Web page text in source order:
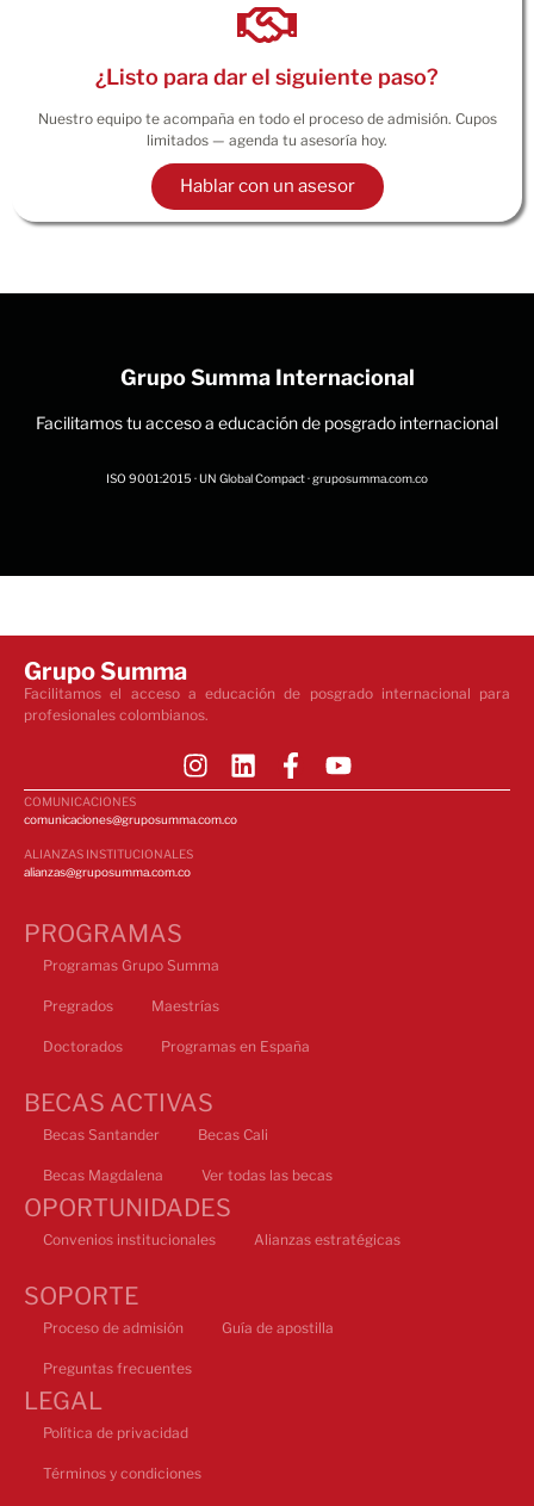
¿Listo para dar el siguiente paso?
Nuestro equipo te acompaña en todo el proceso de admisión. Cupos
limitados — agenda tu asesoría hoy.
Hablar con un asesor
Grupo Summa Internacional
Facilitamos tu acceso a educación de posgrado internacional
ISO 9001:2015 · UN Global Compact · gruposumma.com.co
Grupo Summa
Facilitamos el acceso a educación de posgrado internacional para
profesionales colombianos.
COMUNICACIONES
comunicaciones@gruposumma.com.co
ALIANZAS INSTITUCIONALES
alianzas@gruposumma.com.co
PROGRAMAS
Programas Grupo Summa
Pregrados Maestrías
Doctorados Programas en España
BECAS ACTIVAS
Becas Santander Becas Cali
Becas Magdalena Ver todas las becas
OPORTUNIDADES
Convenios institucionales Alianzas estratégicas
SOPORTE
Proceso de admisión Guía de apostilla
Preguntas frecuentes
LEGAL
Política de privacidad
Términos y condiciones